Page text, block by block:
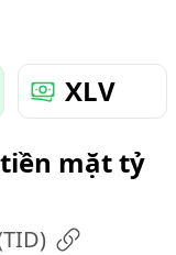
XLV
mặt tỷ
TID)